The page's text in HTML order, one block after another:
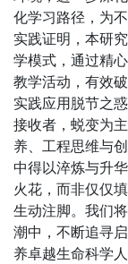
化学习路径，为
实践证明，本研
学模式，通过精
教学活动，有效
实践应用脱节之
接收者，蜕变为
养、工程思维与
中得以淬炼与升
火花，而非仅仅
生动注脚。我们
潮中，不断追寻
养卓越生命科学